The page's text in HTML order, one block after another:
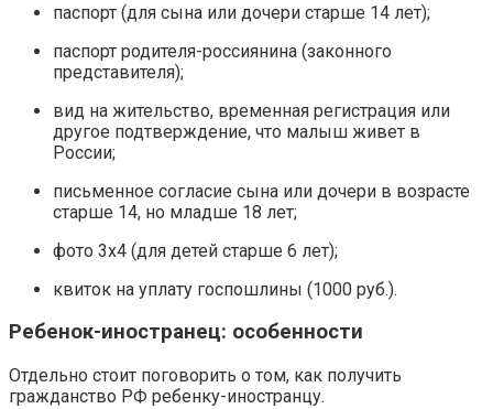
паспорт (для сына или дочери старше 14 лет);
паспорт родителя-россиянина (законного
представителя);
вид на жительство, временная регистрация или
другое подтверждение, что малыш живет в
России;
письменное согласие сына или дочери в возрасте
старше 14, но младше 18 лет;
фото 3х4 (для детей старше 6 лет);
квиток на уплату госпошлины (1000 руб.).
Ребенок-иностранец: особенности
Отдельно стоит поговорить о том, как получить
гражданство РФ ребенку-иностранцу.